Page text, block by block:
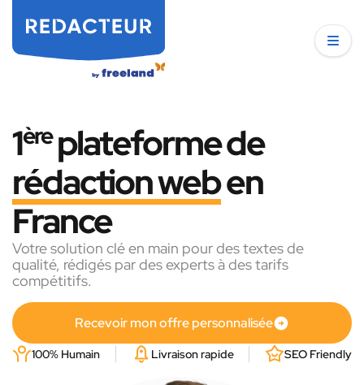
1èreplateforme de
rédaction weben
France
Votre solution clé en main pour des textes de
qualité, rédigés par des experts à des tarifs
compétitifs.
Recevoir mon offre personnalisée
100% Humain Livraison rapide SEO Friendly